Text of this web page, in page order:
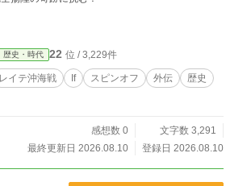
歴史・時代 22 位 / 3,229件
レイテ沖海戦 If スピンオフ 外伝
歴史
感想数 0
文字数 3,291
最終更新日 2026.08.10
登録日 2026.08.10